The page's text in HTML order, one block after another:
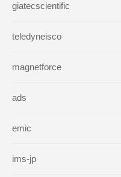
giatecscientific
teledyneisco
magnetforce
ads
emic
ims-jp